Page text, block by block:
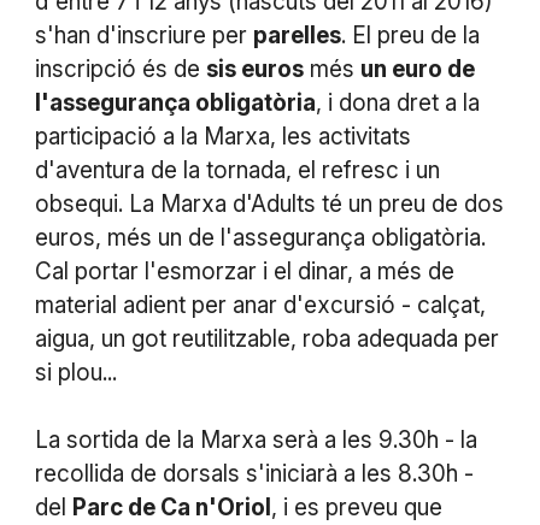
s'han d'inscriure per parelles. El preu de la
inscripció és de sis eurosmés un euro de
l'assegurança obligatòria, i dona dret a la
participació a la Marxa, les activitats
d'aventura de la tornada, el refresc i un
obsequi. La Marxa d'Adults té un preu de dos
euros, més un de l'assegurança obligatòria.
Cal portar l'esmorzar i el dinar, a més de
material adient per anar d'excursió - calçat,
aigua, un got reutilitzable, roba adequada per
si plou...
La sortida de la Marxa serà a les 9.30h - la
recollida de dorsals s'iniciarà a les 8.30h -
del Parc de Ca n'Oriol , i es preveu que